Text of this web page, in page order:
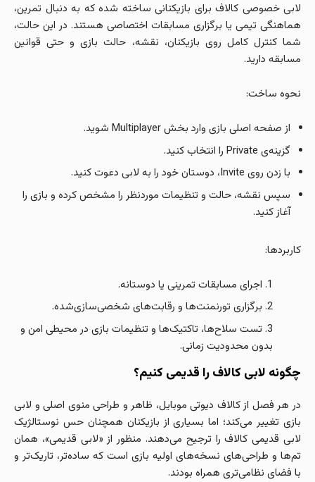
لابی خصوصی کالاف برای بازیکنانی ساخته شده که به دنبال تمرین،
هماهنگی تیمی یا برگزاری مسابقات اختصاصی هستند. در این حالت،
شما کنترل کامل روی بازیکنان، نقشه، حالت بازی و حتی قوانین
مسابقه دارید.
نحوه ساخت:
از صفحه اصلی بازی وارد بخش Multiplayer شوید.
گزینه‌ی Private را انتخاب کنید.
با زدن روی Invite، دوستان خود را به لابی دعوت کنید.
سپس نقشه، حالت و تنظیمات موردنظر را مشخص کرده و بازی را
آغاز کنید.
کاربردها:
اجرای مسابقات تمرینی یا دوستانه.
برگزاری تورنمنت‌ها و رقابت‌های شخصی‌سازی‌شده.
تست سلاح‌ها، تاکتیک‌ها و تنظیمات بازی در محیطی امن و
بدون محدودیت زمانی.
چگونه لابی کالاف را قدیمی کنیم؟
در هر فصل از کالاف دیوتی موبایل، ظاهر و طراحی منوی اصلی و لابی
بازی تغییر می‌کند؛ اما بسیاری از بازیکنان همچنان حس نوستالژیک
لابی قدیمی کالاف را ترجیح می‌دهند. منظور از «لابی قدیمی»، همان
تم‌ها و طراحی‌های نسخه‌های اولیه بازی است که ساده‌تر، تاریک‌تر و
با فضای نظامی‌تری همراه بودند.